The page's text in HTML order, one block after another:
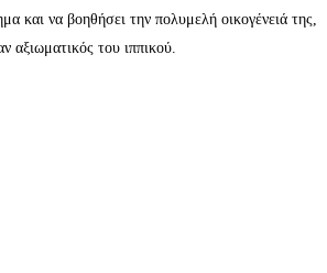
και να βοηθήσει την πολυμελή οικογένειά της,
αξιωματικός του ιππικού.